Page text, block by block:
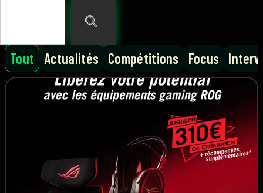
Actualités Compétitions Focus
Tout